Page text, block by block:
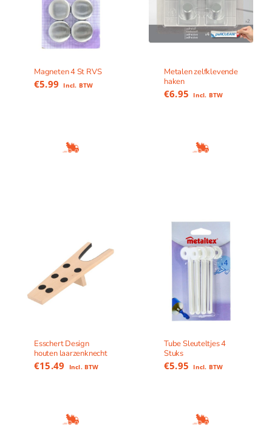
Magneten 4 St RVS
€5.99 Incl. BTW
Metalen zelfklevende
haken
€6.95 Incl. BTW
Esschert Design
houten laarzenknecht
€15.49 Incl. BTW
Tube Sleuteltjes 4
Stuks
€5.95 Incl. BTW